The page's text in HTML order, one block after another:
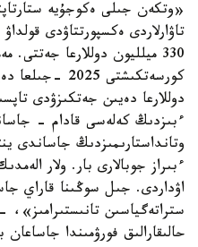
«وتكەن جىلى ەكوجۇيە
تاۋارلاردى ەكسپورتتاۋدى
330 ميلليون دوللارعا
دوللارعا دەيىن جەتكىزۋدى
ءبىزدىڭ كەلەسى قادام -
وتانداستارىمىزدىڭ جاساندى
ءبىراز جوبالارى بار. ولار
اۋداردى. جىل سوڭىنا قاراي
ستراتەگياسىن
حالىقارالىق فورۋمىندا جاساعان